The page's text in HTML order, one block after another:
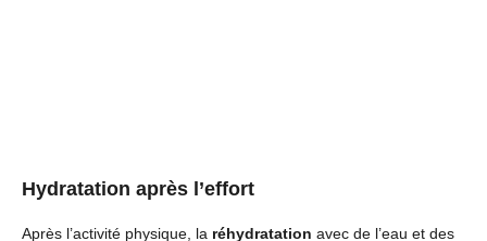
Hydratation après l’effort
Après l’activité physique, la réhydratation avec de l’eau et des